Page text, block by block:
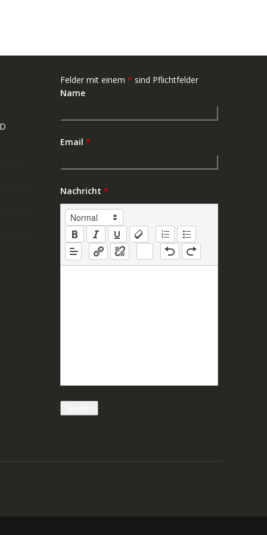
Felder mit einem * sind Pflichtfelder
Name
Email *
Nachricht *